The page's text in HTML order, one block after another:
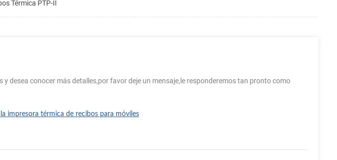
Térmica PTP-II
desea conocer más detalles,por favor deje un mensaje,le responderemos tan pronto como
impresora térmica de recibos para móviles